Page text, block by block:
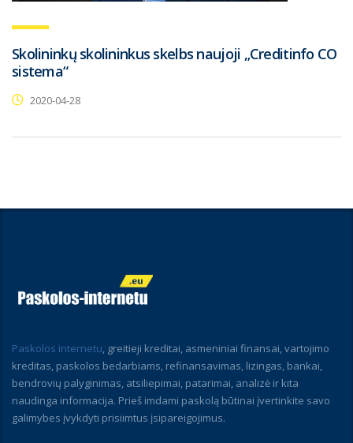
Skolininkų skolininkus skelbs naujoji „Creditinfo CO
sistema“
2020-04-28
Paskolos internetu, greitieji kreditai, asmeniniai finansai, vartojimo
kreditas, paskolos bedarbiams, refinansavimas, lizingas, bankai,
bendrovių palyginimas, atsiliepimai, patarimai, analizė ir kita
naudinga informacija. Prieš imdami paskolą būtinai įvertinkite savo
galimybes įvykdyti prisiimtus įsipareigojimus.